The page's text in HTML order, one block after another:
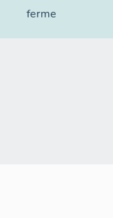
ferme